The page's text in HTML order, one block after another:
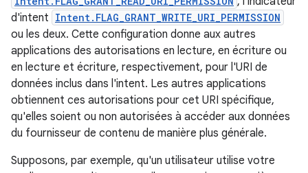
d'intent Intent.FLAG_GRANT_WRITE_URI_PERMISSION
ou les deux. Cette configuration donne aux autres
applications des autorisations en lecture, en écriture ou
en lecture et écriture, respectivement, pour l'URI de
données inclus dans l'intent. Les autres applications
obtiennent ces autorisations pour cet URI spécifique,
qu'elles soient ou non autorisées à accéder aux données
du fournisseur de contenu de manière plus générale.
Supposons, par exemple, qu'un utilisateur utilise votre